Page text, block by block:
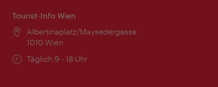
Tourist-Info Wien
Ort:
Albertinaplatz/Maysedergasse
1010 Wien
Öffnungszeiten:
Täglich 9 - 18 Uhr